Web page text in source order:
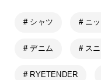
# シャツ # ニッ
# デニム # ス
# RYETENDER